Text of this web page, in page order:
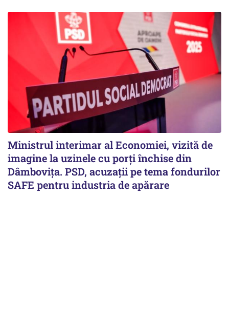
Ministrul interimar al Economiei, vizită de
imagine la uzinele cu porți închise din
Dâmbovița. PSD, acuzații pe tema fondurilor
SAFE pentru industria de apărare